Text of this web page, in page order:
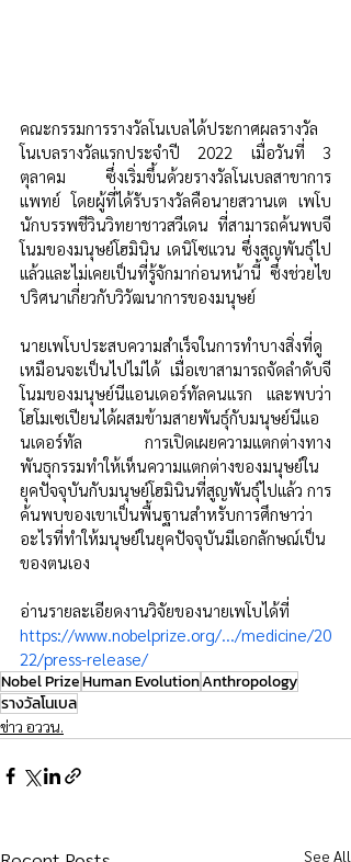
คณะกรรมการรางวัลโนเบลได้ประกาศผลรางวัล
โนเบลรางวัลแรกประจำปี 2022 เมื่อวันที่ 3
ตุลาคม ซึ่งเริ่มขึ้นด้วยรางวัลโนเบลสาขาการ
แพทย์ โดยผู้ที่ได้รับรางวัลคือนายสวานเต เพโบ
นักบรรพชีวินวิทยาชาวสวีเดน ที่สามารถค้นพบจี
โนมของมนุษย์โฮมินิน เดนิโซแวน ซึ่งสูญพันธุ์ไป
แล้วและไม่เคยเป็นที่รู้จักมาก่อนหน้านี้ ซึ่งช่วยไข
ปริศนาเกี่ยวกับวิวัฒนาการของมนุษย์
นายเพโบประสบความสำเร็จในการทำบางสิ่งที่ดู
เหมือนจะเป็นไปไม่ได้ เมื่อเขาสามารถจัดลำดับจี
โนมของมนุษย์นีแอนเดอร์ทัลคนแรก และพบว่า
โฮโมเซเปียนได้ผสมข้ามสายพันธุ์กับมนุษย์นีแอ
นเดอร์ทัล การเปิดเผยความแตกต่างทาง
พันธุกรรมทำให้เห็นความแตกต่างของมนุษย์ใน
ยุคปัจจุบันกับมนุษย์โฮมินินที่สูญพันธุ์ไปแล้ว การ
ค้นพบของเขาเป็นพื้นฐานสำหรับการศึกษาว่า
อะไรที่ทำให้มนุษย์ในยุคปัจจุบันมีเอกลักษณ์เป็น
ของตนเอง
อ่านรายละเอียดงานวิจัยของนายเพโบได้ที่
https://www.nobelprize.org/.../medicine/20
22/press-release/
Nobel PrizeHuman EvolutionAnthropology
รางวัลโนเบล
ข่าว อววน.
See All